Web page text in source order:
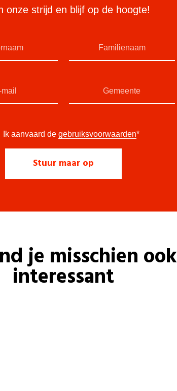
onze strijd en blijf op de hoogte!
Ik aanvaard de gebruiksvoorwaarden*
je misschien ook
interessant